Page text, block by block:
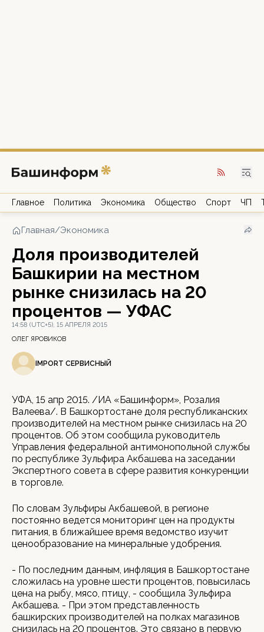
Главное Политика Экономика Общество Спорт ЧП
Главная/Экономика
Доля производителей
Башкирии на местном
рынке снизилась на 20
процентов — УФАС
14:58 (UTC+5), 15 АПРЕЛЯ 2015
ОЛЕГ ЯРОВИКОВ
IMPORT СЕРВИСНЫЙ
УФА, 15 апр 2015. /ИА «Башинформ», Розалия
Валеева/. В Башкортостане доля республиканских
производителей на местном рынке снизилась на 20
процентов. Об этом сообщила руководитель
Управления федеральной антимонопольной службы
по республике Зульфира Акбашева на заседании
Экспертного совета в сфере развития конкуренции
в торговле.
По словам Зульфиры Акбашевой, в регионе
постоянно ведется мониторинг цен на продукты
питания, в ближайшее время ведомство изучит
ценообразование на минеральные удобрения.
- По последним данным, инфляция в Башкортостане
сложилась на уровне шести процентов, повысилась
цена на рыбу, мясо, птицу, - сообщила Зульфира
Акбашева. - При этом представленность
башкирских производителей на полках магазинов
снизилась на 20 процентов. Это связано в первую